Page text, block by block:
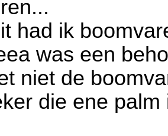
had ik
was een
niet de
die ene